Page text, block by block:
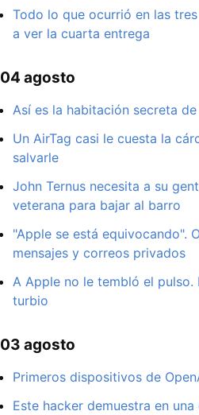
Todo lo que ocurrió en las
a ver la cuarta entrega
04 agosto
Así es la habitación secreta
Un AirTag casi le cuesta la
salvarle
John Ternus necesita a su
veterana para bajar al barro
"Apple se está equivocando".
mensajes y correos privados
A Apple no le tembló el
turbio
03 agosto
Primeros dispositivos de
Este hacker demuestra en